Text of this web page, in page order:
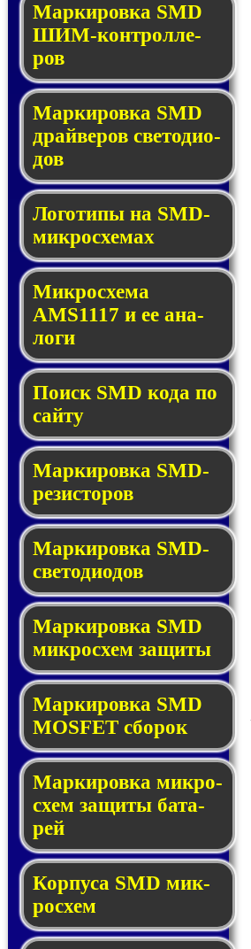
Маркировка SMD
ШИМ-кон­трол­ле­
ров
Маркировка SMD
драй­ве­ров све­то­ди­о­
дов
Логотипы на SMD-
мик­ро­схе­мах
Микросхема
AMS1117 и ее ана­
ло­ги
Поиск SMD ко­да по
сай­ту
Маркировка SMD-
ре­зис­то­ров
Маркировка SMD-
све­то­дио­дов
Мар­ки­ров­ка SMD
мик­рос­хем защиты
Мар­ки­ров­ка SMD
MOSFET сбо­рок
Мар­ки­ров­ка мик­ро­
схем за­щи­ты ба­та­
рей
Корпуса SMD мик­
ро­схем